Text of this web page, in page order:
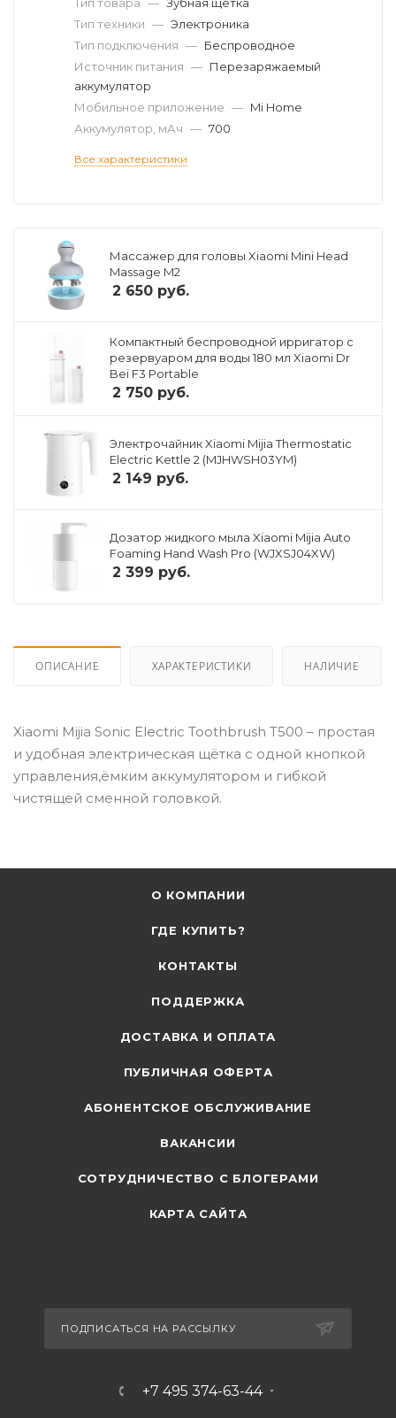
Тип техники — Электроника
Тип подключения — Беспроводное
Источник питания — Перезаряжаемый
аккумулятор
Мобильное приложение — Mi Home
Аккумулятор, мАч — 700
Все характеристики
Массажер для головы Xiaomi Mini Head
Massage M2
2 650 руб.
Компактный беспроводной ирригатор с
резервуаром для воды 180 мл Xiaomi Dr
Bei F3 Portable
2 750 руб.
Электрочайник Xiaomi Mijia Thermostatic
Electric Kettle 2 (MJHWSH03YM)
2 149 руб.
Дозатор жидкого мыла Xiaomi Mijia Auto
Foaming Hand Wash Pro (WJXSJ04XW)
2 399 руб.
ОПИСАНИЕ ХАРАКТЕРИСТИКИ НАЛИЧИЕ
Xiaomi Mijia Sonic Electric Toothbrush T500 – простая
и удобная электрическая щётка с одной кнопкой
управления,ёмким аккумулятором и гибкой
чистящей сменной головкой.
О КОМПАНИИ
ГДЕ КУПИТЬ?
КОНТАКТЫ
ПОДДЕРЖКА
ДОСТАВКА И ОПЛАТА
ПУБЛИЧНАЯ ОФЕРТА
АБОНЕНТСКОЕ ОБСЛУЖИВАНИЕ
ВАКАНСИИ
СОТРУДНИЧЕСТВО С БЛОГЕРАМИ
КАРТА САЙТА
ПОДПИСАТЬСЯ НА РАССЫЛКУ
+7 495 374-63-44